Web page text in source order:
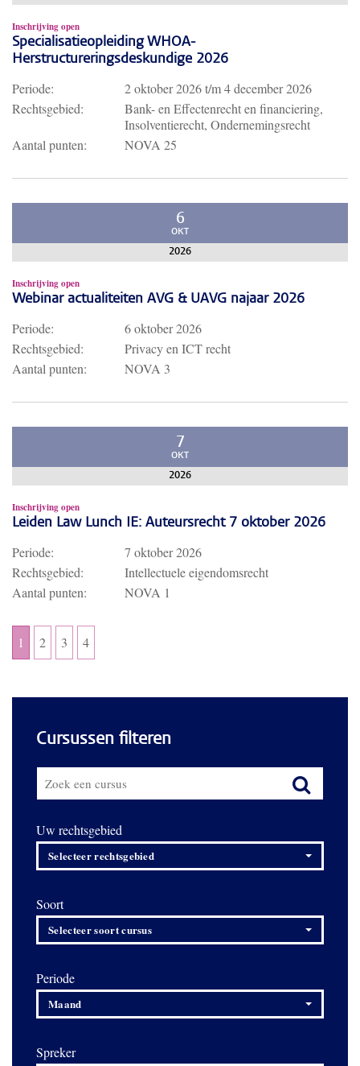
Inschrijving open
Specialisatieopleiding WHOA-
Herstructureringsdeskundige 2026
Periode: 2 oktober 2026t/m4 december 2026
Rechtsgebied:
Bank- en Effectenrecht en financiering,
Insolventierecht, Ondernemingsrecht
Aantal punten:
NOVA 25
6
OKT
2026
Inschrijving open
Webinar actualiteiten AVG & UAVG najaar 2026
Periode:
6 oktober 2026
Rechtsgebied:
Privacy en ICT recht
Aantal punten:
NOVA 3
7
OKT
2026
Inschrijving open
Leiden Law Lunch IE: Auteursrecht 7 oktober 2026
Periode:
7 oktober 2026
Rechtsgebied:
Intellectuele eigendomsrecht
Aantal punten:
NOVA 1
1 2 3 4
Cursussen filteren
Uw rechtsgebied
Selecteer rechtsgebied
Soort
Selecteer soort cursus
Periode
Maand
Spreker